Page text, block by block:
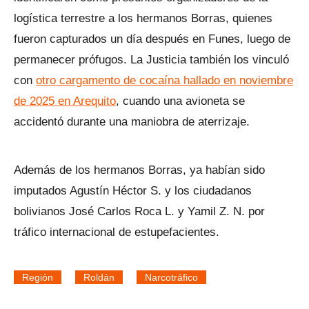
logística terrestre a los hermanos Borras, quienes
fueron capturados un día después en Funes, luego de
permanecer prófugos. La Justicia también los vinculó
con otro cargamento de cocaína hallado en noviembre
de 2025 en Arequito, cuando una avioneta se
accidentó durante una maniobra de aterrizaje.
Además de los hermanos Borras, ya habían sido
imputados Agustín Héctor S. y los ciudadanos
bolivianos José Carlos Roca L. y Yamil Z. N. por
tráfico internacional de estupefacientes.
Región Roldán Narcotráfico